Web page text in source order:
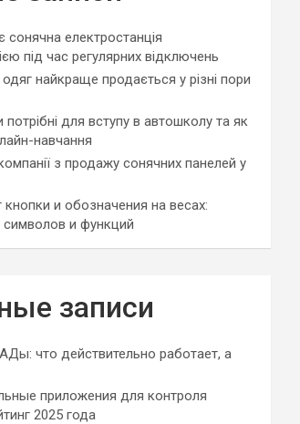
сонячна електростанція
під час регулярних відключень
найкраще продається у різні пори
потрібні для вступу в автошколу та як
навчання
з продажу сонячних панелей у
и обозначения на весах:
и функций
записи
что действительно работает, а
приложения для контроля
2025 года